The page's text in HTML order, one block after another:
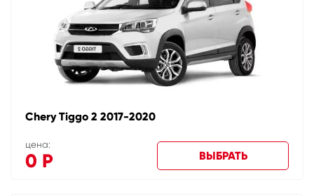
Chery Tiggo 2 2017-2020
цена:
0 Р ВЫБРАТЬ